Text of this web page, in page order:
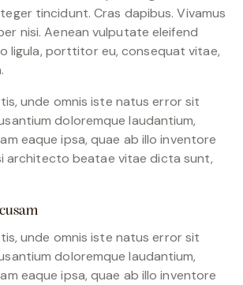
tincidunt. Cras dapibus. Vivamus
nisi. Aenean vulputate eleifend
ligula, porttitor eu, consequat vitae,
unde omnis iste natus error sit
doloremque laudantium,
eaque ipsa, quae ab illo inventore
architecto beatae vitae dicta sunt,
unde omnis iste natus error sit
doloremque laudantium,
eaque ipsa, quae ab illo inventore